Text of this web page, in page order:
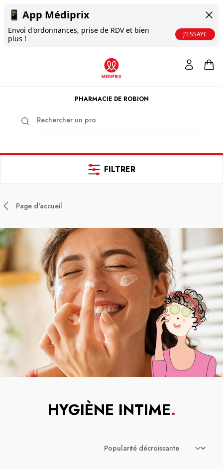
📱 App Médiprix
Envoi d'ordonnances, prise de RDV et bien
plus !
J'ESSAYE
PHARMACIE DE ROBION
FILTRER
Page d'accueil
HYGIÈNE INTIME.